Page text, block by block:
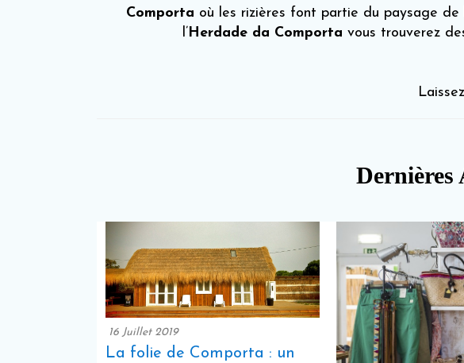
Comporta où les rizières font partie du paysage
l’Herdade da Comporta vous trouverez
Dernières
16 Juillet 2019
La folie de Comporta : un